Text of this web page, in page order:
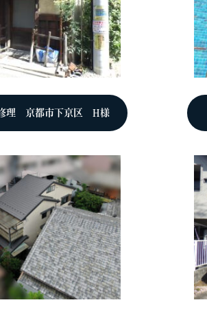
理 京都市下京区 H様